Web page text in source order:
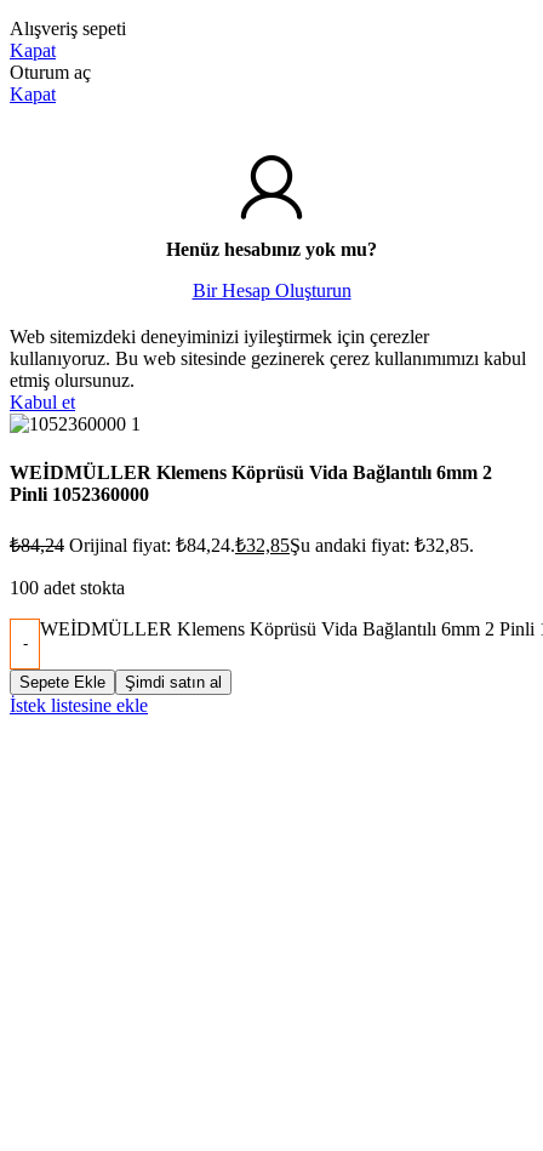
Alışveriş sepeti
Kapat
Oturum aç
Kapat
Henüz hesabınız yok mu?
Bir Hesap Oluşturun
Web sitemizdeki deneyiminizi iyileştirmek için çerezler
kullanıyoruz. Bu web sitesinde gezinerek çerez kullanımımızı kabul
etmiş olursunuz.
Kabul et
WEİDMÜLLER Klemens Köprüsü Vida Bağlantılı 6mm 2
Pinli 1052360000
₺84,24 Orijinal fiyat: ₺84,24.₺32,85Şu andaki fiyat: ₺32,85.
100 adet stokta
WEİDMÜLLER Klemens Köprüsü Vida Bağlantılı 6mm 2 Pinli
Sepete Ekle Şimdi satın al
İstek listesine ekle